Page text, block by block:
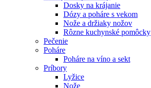
Dosky na krájanie
Dózy a poháre s vekom
Nože a držiaky nožov
Rôzne kuchynské pomôcky
Pečenie
Poháre
Poháre na víno a sekt
Príbory
Lyžice
Nože